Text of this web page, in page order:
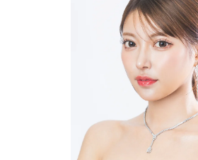
2026/06/22 |
SNSをきっかけ
て、気づけば黒
可愛くて、かっ
め、これがまた沼
また会いにいきま
ななこさんは外